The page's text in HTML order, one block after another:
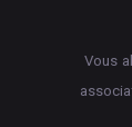
Vous